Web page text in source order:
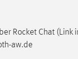
Rocket Chat (Link
aw.de